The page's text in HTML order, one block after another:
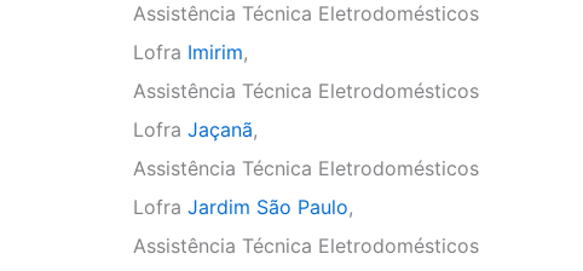
Assistência Técnica Eletrodomésticos
Lofra Imirim,
Assistência Técnica Eletrodomésticos
Lofra Jaçanã,
Assistência Técnica Eletrodomésticos
Lofra Jardim São Paulo,
Assistência Técnica Eletrodomésticos